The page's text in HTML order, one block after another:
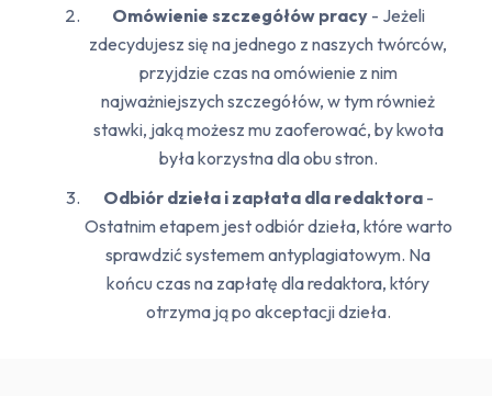
Omówienie szczegółów pracy - Jeżeli
zdecydujesz się na jednego z naszych twórców,
przyjdzie czas na omówienie z nim
najważniejszych szczegółów, w tym również
stawki, jaką możesz mu zaoferować, by kwota
była korzystna dla obu stron.
Odbiór dzieła i zapłata dla redaktora-
Ostatnim etapem jest odbiór dzieła, które warto
sprawdzić systemem antyplagiatowym. Na
końcu czas na zapłatę dla redaktora, który
otrzyma ją po akceptacji dzieła.